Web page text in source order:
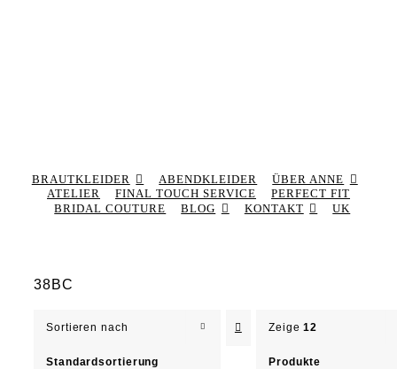
BRAUTKLEIDER ABENDKLEIDER
ÜBER ANNE
ATELIER
FINAL TOUCH SERVICE
PERFECT FIT
BRIDAL COUTURE
BLOG KONTAKT UK
38BC
Sortieren nach
Standardsortierung
Zeige12
Produkte